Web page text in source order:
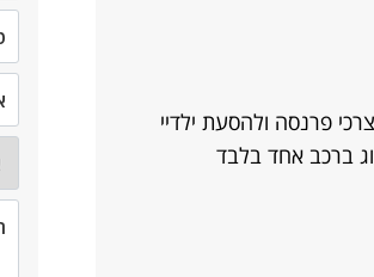
פרנסה ולהסעת ילדיי
ברכב אחד בלבד